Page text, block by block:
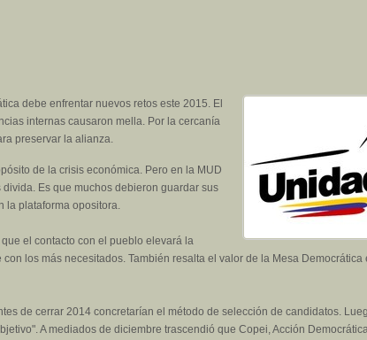
debe enfrentar nuevos retos este 2015. El
internas causaron mella. Por la cercanía
preservar la alianza.
de la crisis económica. Pero en la MUD
Es que muchos debieron guardar sus
la plataforma opositora.
el contacto con el pueblo elevará la
los más necesitados. También resalta el valor de la Mesa
de cerrar 2014 concretarían el método de selección de candidatos.
A mediados de diciembre trascendió que Copei, Acción